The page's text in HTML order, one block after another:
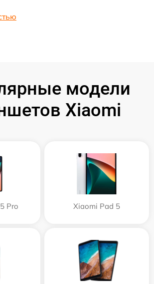
модели
Xiaomi
Pro Xiaomi Pad 5